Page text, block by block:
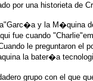
por una historieta de
y la M�quina
fue cuando
le preguntaron
la bater�a
grupo con el que